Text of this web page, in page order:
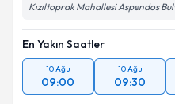
Kızıltoprak Mahallesi Aspendos
En Yakın Saatler
10 Ağu
09:00
10 Ağu
09:30